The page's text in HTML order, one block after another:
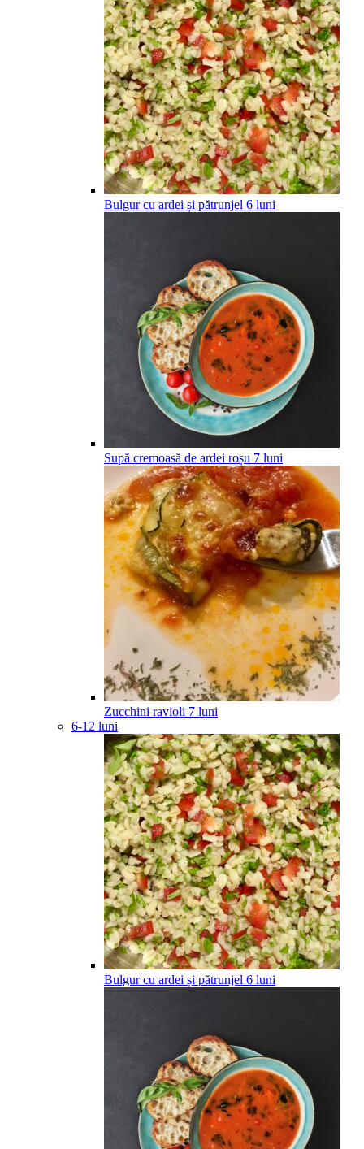
Bulgur cu ardei și pătrunjel 6 luni
Supă cremoasă de ardei roșu 7 luni
Zucchini ravioli 7 luni
6-12 luni
Bulgur cu ardei și pătrunjel 6 luni